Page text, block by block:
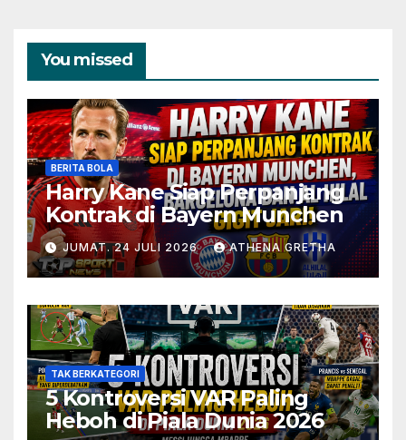
You missed
BERITA BOLA
Harry Kane Siap Perpanjang
Kontrak di Bayern Munchen
JUMAT. 24 JULI 2026 ATHENA GRETHA
TAK BERKATEGORI
5 Kontroversi VAR Paling
Heboh di Piala Dunia 2026